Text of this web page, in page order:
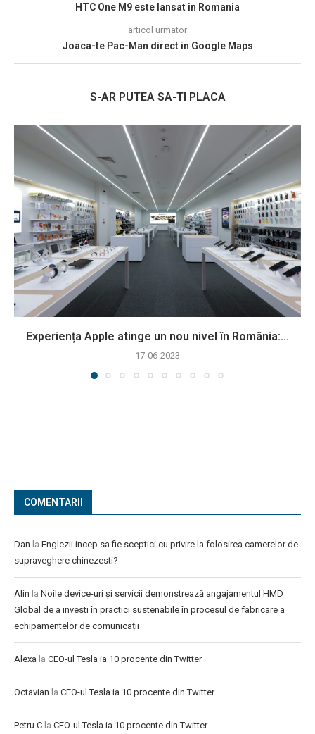
HTC One M9 este lansat in Romania
articol urmator
Joaca-te Pac-Man direct in Google Maps
S-AR PUTEA SA-TI PLACA
Experiența Apple atinge un nou nivel în România:...
17-06-2023
COMENTARII
Dan la Englezii incep sa fie sceptici cu privire la folosirea camerelor de
supraveghere chinezesti?
Alin la Noile device-uri și servicii demonstrează angajamentul HMD
Global de a investi în practici sustenabile în procesul de fabricare a
echipamentelor de comunicații
Alexa la CEO-ul Tesla ia 10 procente din Twitter
Octavian la CEO-ul Tesla ia 10 procente din Twitter
Petru C la CEO-ul Tesla ia 10 procente din Twitter